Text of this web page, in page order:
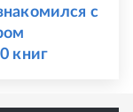
с
книг